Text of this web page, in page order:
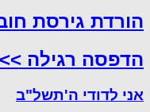
הורדת גירסת
הדפסה רגילה
אני לדודי ה'תשל"ב